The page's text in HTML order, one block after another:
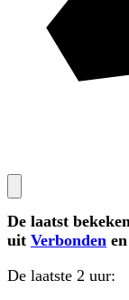
De laatst
uit Verbonden en
De laatste 2 uur: